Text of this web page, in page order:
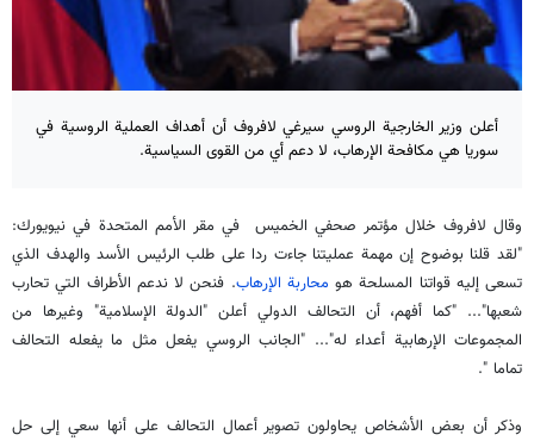
أعلن وزير الخارجية الروسي سيرغي لافروف أن أهداف العملية الروسية في
سوريا هي مكافحة الإرهاب، لا دعم أي من القوى السياسية.
وقال لافروف خلال مؤتمر صحفي الخميس في مقر الأمم المتحدة في نيويورك:
"لقد قلنا بوضوح إن مهمة عمليتنا جاءت ردا على طلب الرئيس الأسد والهدف الذي
تسعى إليه قواتنا المسلحة هو محاربة الإرهاب. فنحن لا ندعم الأطراف التي تحارب
شعبها"... "كما أفهم، أن التحالف الدولي أعلن "الدولة الإسلامية" وغيرها من
المجموعات الإرهابية أعداء له"... "الجانب الروسي يفعل مثل ما يفعله التحالف
تماما ".
وذكر أن بعض الأشخاص يحاولون تصوير أعمال التحالف على أنها سعي إلى حل